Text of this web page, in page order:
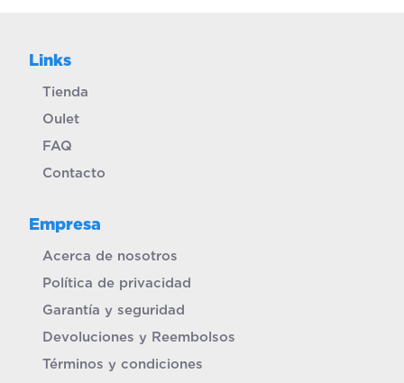
Links
Tienda
Oulet
FAQ
Contacto
Empresa
Acerca de nosotros
Política de privacidad
Garantía y seguridad
Devoluciones y Reembolsos
Términos y condiciones